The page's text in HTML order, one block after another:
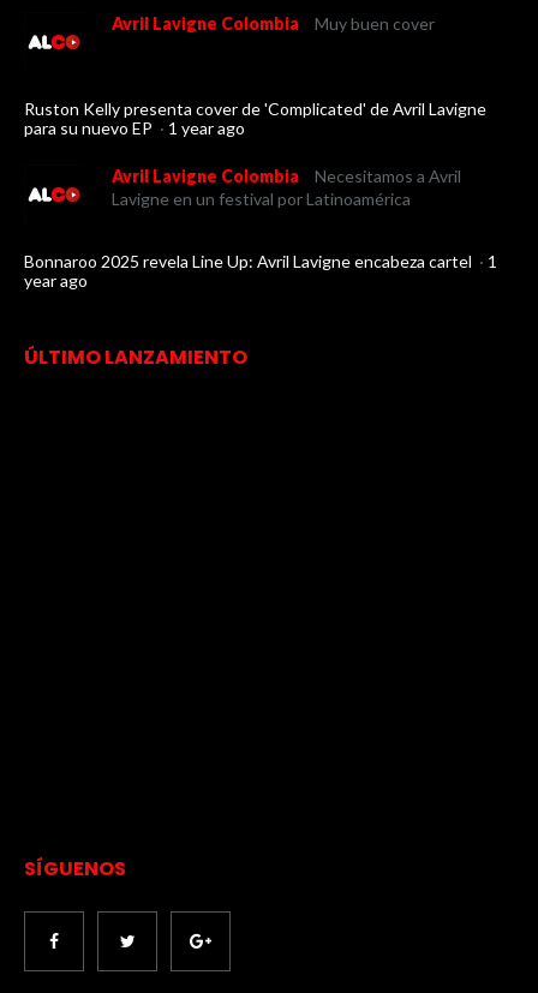
Avril Lavigne Colombia Muy buen cover
Ruston Kelly presenta cover de 'Complicated' de Avril Lavigne
para su nuevo EP · 1 year ago
Avril Lavigne Colombia
Necesitamos a Avril
Lavigne en un festival por Latinoamérica
Bonnaroo 2025 revela Line Up: Avril Lavigne encabeza cartel · 1
year ago
ÚLTIMO LANZAMIENTO
SÍGUENOS